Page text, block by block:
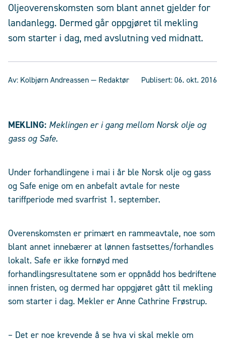
Oljeoverenskomsten som blant annet gjelder for
landanlegg. Dermed går oppgjøret til mekling
som starter i dag, med avslutning ved midnatt.
Av: Kolbjørn Andreassen— Redaktør Publisert:06. okt. 2016
MEKLING: Meklingen er i gang mellom Norsk olje og
gass og Safe.
Under forhandlingene i mai i år ble Norsk olje og gass
og Safe enige om en anbefalt avtale for neste
tariffperiode med svarfrist 1. september.
Overenskomsten er primært en rammeavtale, noe som
blant annet innebærer at lønnen fastsettes/forhandles
lokalt. Safe er ikke fornøyd med
forhandlingsresultatene som er oppnådd hos bedriftene
innen fristen, og dermed har oppgjøret gått til mekling
som starter i dag. Mekler er Anne Cathrine Frøstrup.
– Det er noe krevende å se hva vi skal mekle om